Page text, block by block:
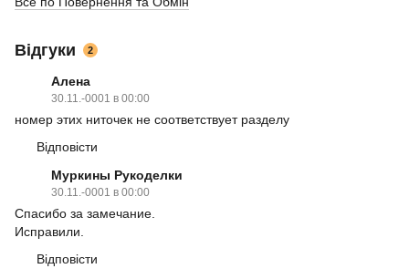
Відгуки 2
Алена
30.11.-0001 в 00:00
номер этих ниточек не соответствует разделу
Відповісти
Муркины Рукоделки
30.11.-0001 в 00:00
Спасибо за замечание.
Исправили.
Відповісти